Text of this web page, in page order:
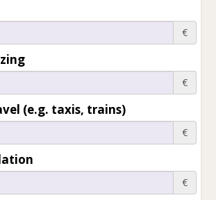
€
€
(e.g. taxis, trains)
€
€